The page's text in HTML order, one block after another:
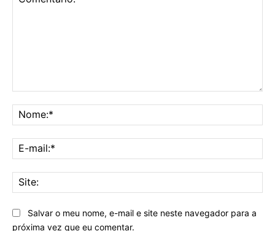
Salvar o meu nome, e-mail e site neste navegador para a
próxima vez que eu comentar.